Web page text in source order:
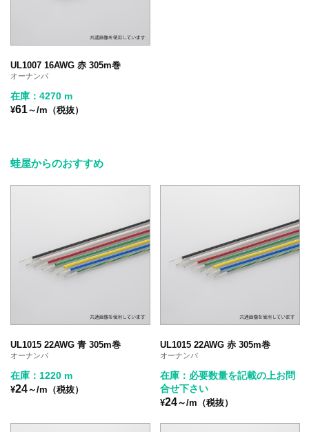
UL1007 16AWG 赤 305m巻
オーナンバ
在庫：4270 m
¥61～/m（税抜）
蛙屋からのおすすめ
UL1015 22AWG 青 305m巻
オーナンバ
在庫：1220 m
¥24～/m（税抜）
UL1015 22AWG 赤 305m巻
オーナンバ
在庫：必要数量を記載の上お問
合せ下さい
¥24～/m（税抜）